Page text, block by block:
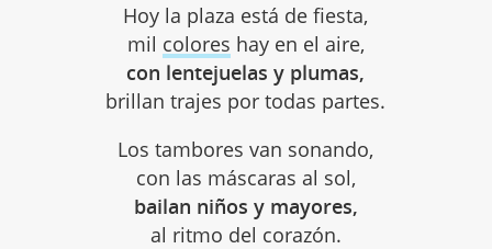
Hoy la plaza está de fiesta,
mil colores hay en el aire,
con lentejuelas y plumas,
brillan trajes por todas partes.
Los tambores van sonando,
con las máscaras al sol,
bailan niños y mayores,
al ritmo del corazón.